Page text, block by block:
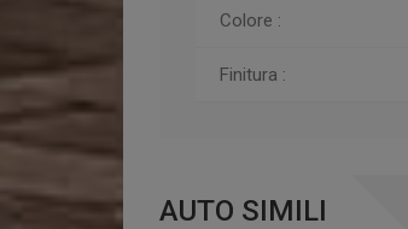
Colore :
Finitura :
AUTO SIMILI